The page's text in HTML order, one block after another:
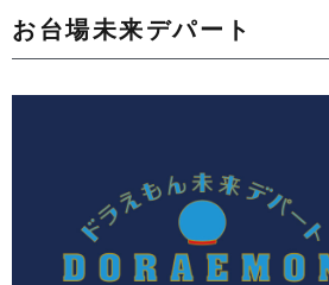
お台場未来デパート